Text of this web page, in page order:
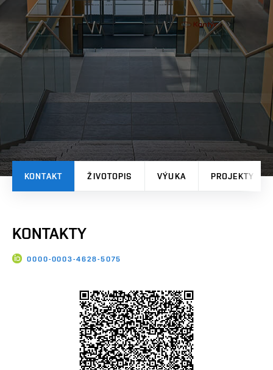
KONTAKT ŽIVOTOPIS VÝUKA PROJEKTY
KONTAKTY
0000-0003-4628-5075